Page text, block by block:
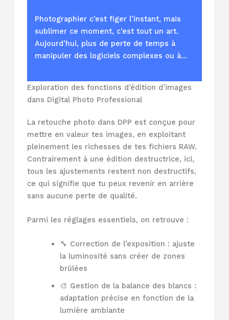
Photographier c’est figer l’instant, mais
sublimer ce moment, c’est tout un art.
Aujourd’hui, plus de perte de temps à
manipuler des logiciels complexes ou à…
Exploration des fonctions d’édition d’images
dans Digital Photo Professional
La retouche photo dans DPP est conçue pour
mettre en valeur tes images, en exploitant
pleinement les richesses de tes fichiers RAW.
Contrairement à une édition destructrice, ici,
tous les ajustements restent non destructifs,
ce qui signifie que tu peux revenir en arrière
sans aucune perte de qualité.
Parmi les réglages essentiels, on retrouve :
🔧 Correction de l’exposition : ajuste
la luminosité sans créer de zones
brûlées
🎨 Gestion de la balance des blancs :
adaptation précise en fonction de la
lumière ambiante